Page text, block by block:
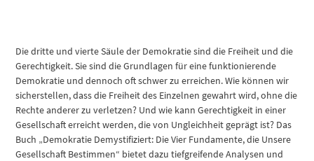
Die dritte und vierte Säule der Demokratie sind die Freiheit und die
Gerechtigkeit. Sie sind die Grundlagen für eine funktionierende
Demokratie und dennoch oft schwer zu erreichen. Wie können wir
sicherstellen, dass die Freiheit des Einzelnen gewahrt wird, ohne die
Rechte anderer zu verletzen? Und wie kann Gerechtigkeit in einer
Gesellschaft erreicht werden, die von Ungleichheit geprägt ist? Das
Buch „Demokratie Demystifiziert: Die Vier Fundamente, die Unsere
Gesellschaft Bestimmen“ bietet dazu tiefgreifende Analysen und